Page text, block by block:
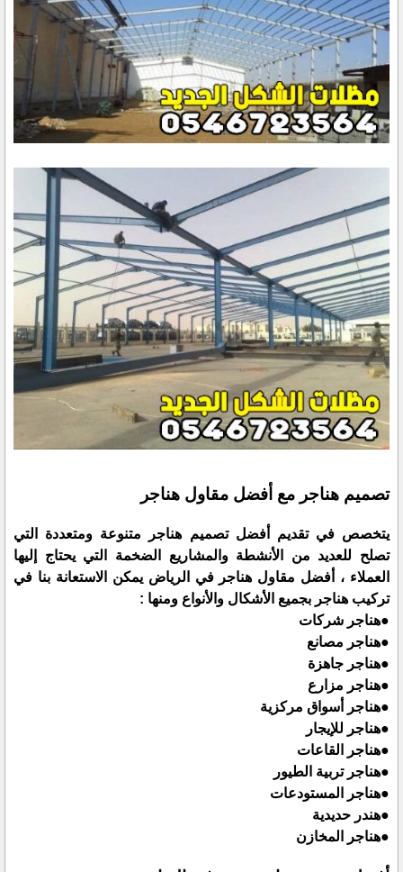
تصميم هناجر مع أفضل مقاول هناجر
يتخصص في تقديم أفضل تصميم هناجر متنوعة ومتعددة التي
تصلح للعديد من الأنشطة والمشاريع الضخمة التي يحتاج إليها
العملاء ، أفضل مقاول هناجر في الرياض يمكن الاستعانة بنا في
تركيب هناجر بجميع الأشكال والأنواع ومنها :
●هناجر شركات
●هناجر مصانع
●هناجر جاهزة
●هناجر مزارع
●هناجر أسواق مركزية
●هناجر للإيجار
●هناجر القاعات
●هناجر تربية الطيور
●هناجر المستودعات
●هندر حديدية
●هناجر المخازن